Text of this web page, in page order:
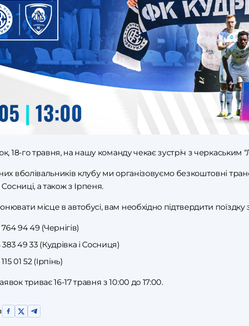
18-го травня, на нашу команду чекає зустріч з черкаським
вболівальників клубу ми організовуємо безкоштовні
Сосниці, а також з Ірпеня.
місце в автобусі, вам необхідно підтвердити
94 49 (Чернігів)
49 33 (Кудрівка і Сосниця)
01 52 (Ірпінь)
триває 16-17 травня з 10:00 до 17:00.